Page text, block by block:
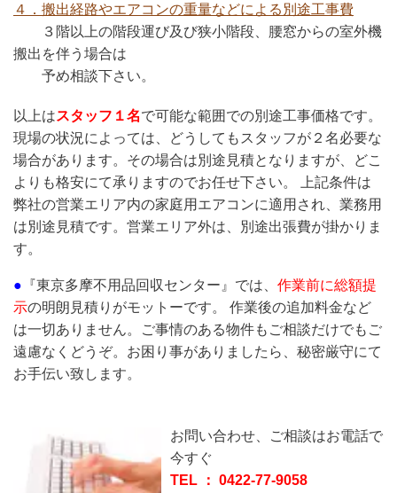
４．搬出経路やエアコンの重量などによる別途工事費
３階以上の階段運び及び狭小階段、腰窓からの室外機
搬出を伴う場合は
予め相談下さい。
以上はスタッフ１名で可能な範囲での別途工事価格です。
現場の状況によっては、どうしてもスタッフが２名必要な
場合があります。その場合は別途見積となりますが、どこ
よりも格安にて承りますのでお任せ下さい。 上記条件は
弊社の営業エリア内の家庭用エアコンに適用され、業務用
は別途見積です。営業エリア外は、別途出張費が掛かりま
す。
● 『東京多摩不用品回収センター』では、 作業前に総額提
示の明朗見積りがモットーです。 作業後の追加料金など
は一切ありません。ご事情のある物件もご相談だけでもご
遠慮なくどうぞ。お困り事がありましたら、秘密厳守にて
お手伝い致します。
お問い合わせ、ご相談はお電話で
今すぐ
TEL ： 0422-77-9058